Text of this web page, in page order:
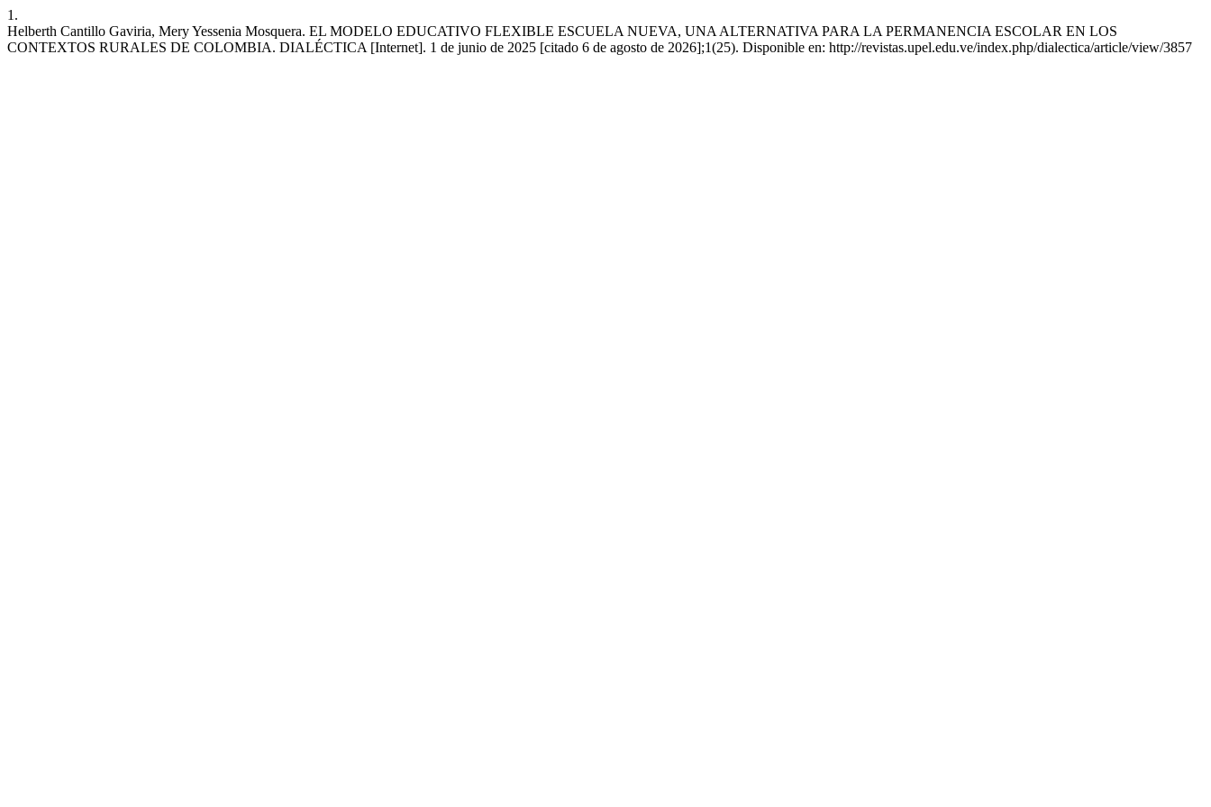
1.
Helberth Cantillo Gaviria, Mery Yessenia Mosquera. EL MODELO EDUCATIVO FLEXIBLE ESCUELA NUEVA, UNA ALTERNATIVA PARA LA PERMANENCIA ESCOLAR EN LOS
CONTEXTOS RURALES DE COLOMBIA. DIALÉCTICA [Internet]. 1 de junio de 2025 [citado 6 de agosto de 2026];1(25). Disponible en: http://revistas.upel.edu.ve/index.php/dialectica/article/view/3857